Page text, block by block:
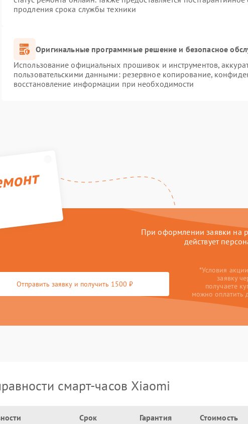
продления срока службы техники
Оригинальные программные решение и безопасное
Использование официальных прошивок и инструментов,
пользовательскими данными: резервное копирование,
восстановление информации при необходимости
При оформлении заявки на
действует
Отправить заявку и получить 1500 ₽
*Условия
заявку
получаете
можно оплатить
смарт-часов Xiaomi
Срок Гарантия Стоимость